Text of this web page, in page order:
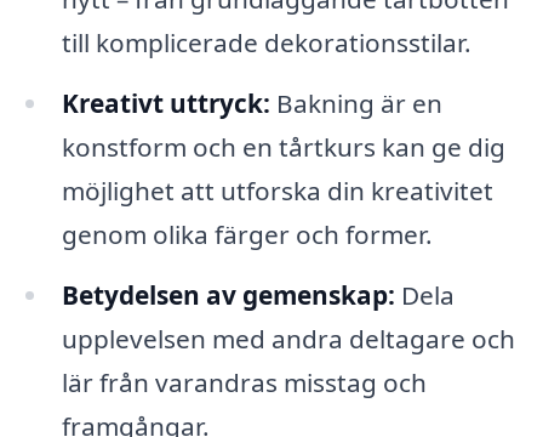
till komplicerade dekorationsstilar.
Kreativt uttryck: Bakning är en
konstform och en tårtkurs kan ge dig
möjlighet att utforska din kreativitet
genom olika färger och former.
Betydelsen av gemenskap: Dela
upplevelsen med andra deltagare och
lär från varandras misstag och
framgångar.